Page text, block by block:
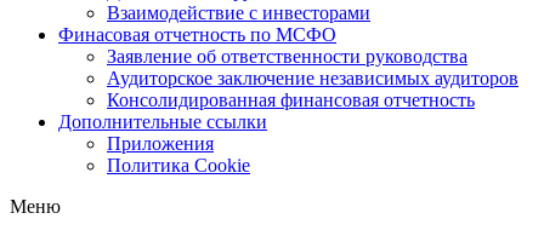
Взаимодействие с инвеcторами
Финасовая отчетность по МСФО
Заявление об ответственности руководства
Аудиторское заключение независимых аудиторов
Консолидированная финансовая отчетность
Дополнительные ссылки
Приложения
Политика Cookie
Меню